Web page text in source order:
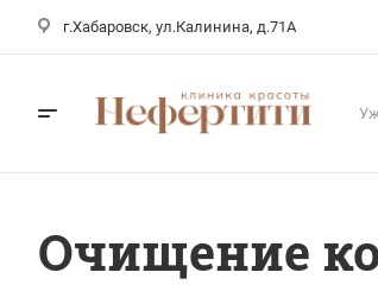
г.Хабаровск, ул.Калинина, д.71А
Очищение